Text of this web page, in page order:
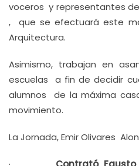
voceros y representantes
, que se efectuará este
Arquitectura.
Asimismo, trabajan en
escuelas a fin de decidir
alumnos de la máxima
movimiento.
La Jornada, Emir Olivares